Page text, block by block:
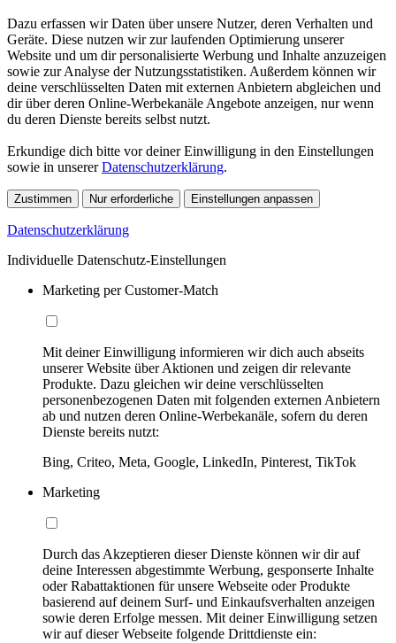
Dazu erfassen wir Daten über unsere Nutzer, deren Verhalten und
Geräte. Diese nutzen wir zur laufenden Optimierung unserer
Website und um dir personalisierte Werbung und Inhalte anzuzeigen
sowie zur Analyse der Nutzungsstatistiken. Außerdem können wir
deine verschlüsselten Daten mit externen Anbietern abgleichen und
dir über deren Online-Werbekanäle Angebote anzeigen, nur wenn
du deren Dienste bereits selbst nutzt.
Erkundige dich bitte vor deiner Einwilligung in den Einstellungen
sowie in unsererDatenschutzerklärung.
Zustimmen Nur erforderliche Einstellungen anpassen
Datenschutzerklärung
Individuelle Datenschutz-Einstellungen
Marketing per Customer-Match
Mit deiner Einwilligung informieren wir dich auch abseits
unserer Website über Aktionen und zeigen dir relevante
Produkte. Dazu gleichen wir deine verschlüsselten
personenbezogenen Daten mit folgenden externen Anbietern
ab und nutzen deren Online-Werbekanäle, sofern du deren
Dienste bereits nutzt:
Bing, Criteo, Meta, Google, LinkedIn, Pinterest, TikTok
Marketing
Durch das Akzeptieren dieser Dienste können wir dir auf
deine Interessen abgestimmte Werbung, gesponserte Inhalte
oder Rabattaktionen für unsere Webseite oder Produkte
basierend auf deinem Surf- und Einkaufsverhalten anzeigen
sowie deren Erfolge messen. Mit deiner Einwilligung setzen
wir auf dieser Webseite folgende Drittdienste ein: